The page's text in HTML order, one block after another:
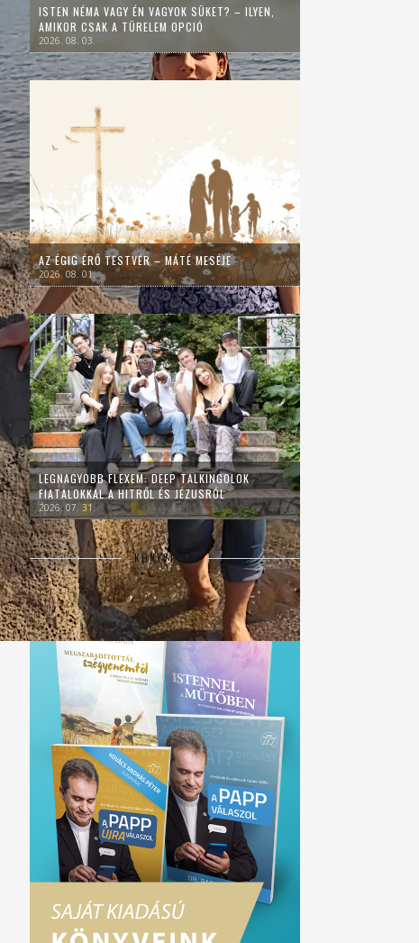
ISTEN NÉMA VAGY ÉN VAGYOK SÜKET? – ILYEN,
AMIKOR CSAK A TÜRELEM OPCIÓ
2026. 08. 03.
AZ ÉGIG ÉRŐ TESTVÉR – MÁTÉ MESÉJE
2026. 08. 01.
LEGNAGYOBB FLEXEM: DEEP TALKINGOLOK
FIATALOKKAL A HITRŐL ÉS JÉZUSRÓL
2026. 07. 31.
KÖNYVEINK